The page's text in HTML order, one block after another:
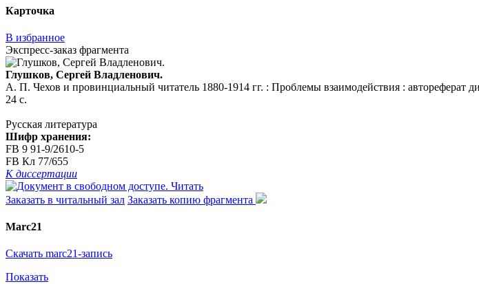
Карточка
В избранное
Экспресс-заказ фрагмента
Глушков, Сергей Владленович.
А. П. Чехов и провинциальный читатель 1880-1914 гг. : Проблемы взаимодействия :
24 с.
Русская литература
Шифр хранения:
FB 9 91-9/2610-5
FB Кл 77/655
К диссертации
Читать
Заказать в читальный зал Заказать копию фрагмента
Marc21
Скачать marc21-запись
Показать